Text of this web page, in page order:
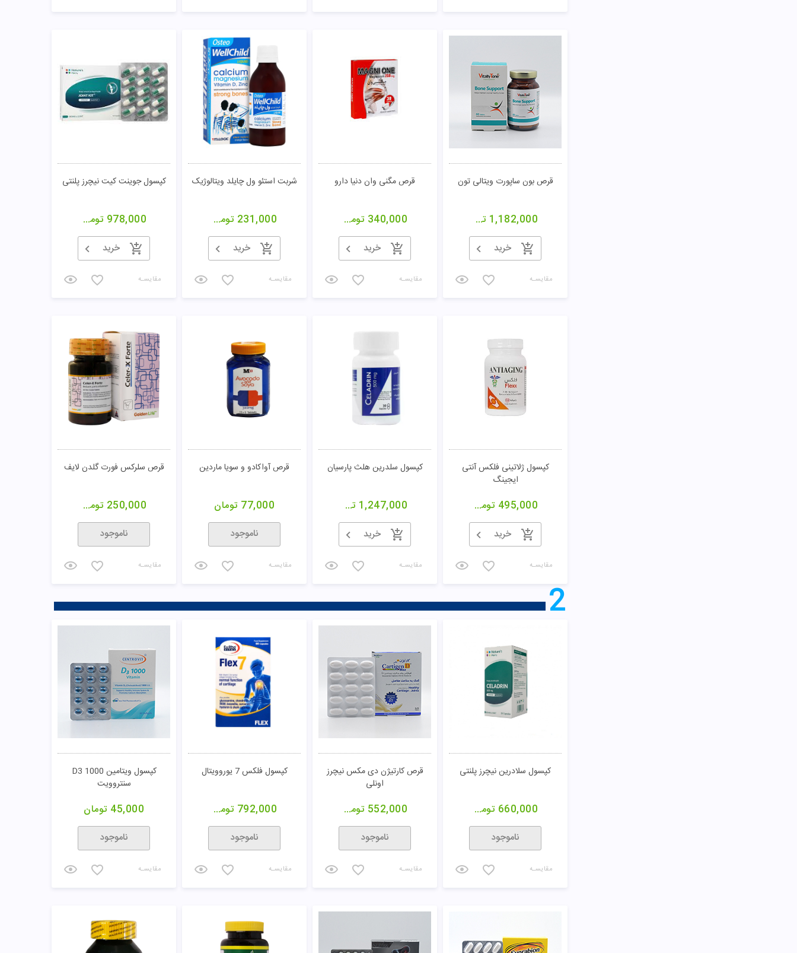
قرص بون ساپورت ویتالی تون
1,182,000 تومان
خرید
مقایسـه
قرص مگنی وان دنیا دارو
340,000 تومان
خرید
مقایسـه
شربت استئو ول چایلد ویتالوژیک
231,000 تومان
خرید
مقایسـه
کپسول جوینت کیت نیچرز پلنتی
978,000 تومان
خرید
مقایسـه
کپسول ژلاتینی فلکس آنتی
ایجینگ
495,000 تومان
خرید
مقایسـه
کپسول سلدرین هلث پارسیان
1,247,000 تومان
خرید
مقایسـه
قرص آواکادو و سویا ماردین
77,000 تومان
ناموجود
مقایسـه
قرص سلرکس فورت گلدن لایف
250,000 تومان
ناموجود
مقایسـه
2
کپسول سلادرین نیچرز پلنتی
660,000 تومان
ناموجود
مقایسـه
قرص کارتیژن دی مکس نیچرز
اونلی
552,000 تومان
ناموجود
مقایسـه
کپسول فلکس 7 یوروویتال
792,000 تومان
ناموجود
مقایسـه
کپسول ویتامین D3 1000
سنتروویت
45,000 تومان
ناموجود
مقایسـه